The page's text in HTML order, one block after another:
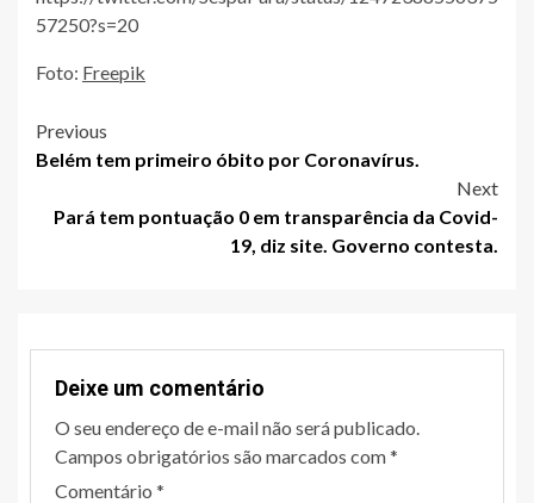
57250?s=20
Foto: Freepik
Post
Previous
Belém tem primeiro óbito por Coronavírus.
Next
Pará tem pontuação 0 em transparência da Covid-
19, diz site. Governo contesta.
Deixe um comentário
O seu endereço de e-mail não será publicado.
Campos obrigatórios são marcados com*
Comentário *